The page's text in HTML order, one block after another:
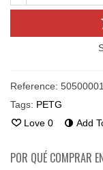
Reference:
Tags: PETG
Love 0 Add
POR QUÉ COMPRAR